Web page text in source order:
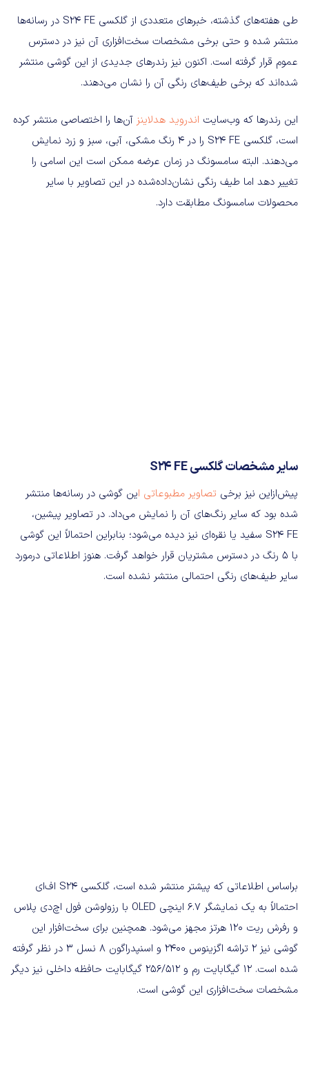
طی هفته‌های گذشته، خبرهای متعددی از گلکسی S24 FE در رسانه‌ها
منتشر شده و حتی برخی مشخصات سخت‌افزاری آن نیز در دسترس
عموم قرار گرفته است. اکنون نیز رندرهای جدیدی از این گوشی منتشر
شده‌اند که برخی طیف‌های رنگی آن را نشان می‌دهند.
این رندرها که وب‌سایت اندروید هدلاینز آن‌ها را اختصاصی منتشر کرده
است، گلکسی S24 FE را در 4 رنگ مشکی، آبی، سبز و زرد نمایش
می‌دهند. البته سامسونگ در زمان عرضه ممکن است این اسامی را
تغییر دهد اما طیف رنگی نشان‌داده‌شده در این تصاویر با سایر
محصولات سامسونگ مطابقت دارد.
سایر مشخصات گلکسی S24 FE
پیش‌ازاین نیز برخی تصاویر مطبوعاتی این گوشی در رسانه‌ها منتشر
شده بود که سایر رنگ‌های آن را نمایش می‌داد. در تصاویر پیشین،
S24 FE سفید یا نقره‌ای نیز دیده می‌شود؛ بنابراین احتمالاً این گوشی
با 5 رنگ در دسترس مشتریان قرار خواهد گرفت. هنوز اطلاعاتی درمورد
سایر طیف‌های رنگی احتمالی منتشر نشده است.
براساس اطلاعاتی که پیشتر منتشر شده است، گلکسی S24 اف‌ای
احتمالاً به یک نمایشگر ۶.۷ اینچی OLED با رزولوشن فول اچ‌دی پلاس
و رفرش ریت ۱۲۰ هرتز مجهز می‌شود. همچنین برای سخت‌افزار این
گوشی نیز ۲ تراشه اگزینوس ۲۴۰۰ و اسنپدراگون ۸ نسل ۳ در نظر گرفته
شده است. ۱۲ گیگابایت رم و ۲۵۶/۵۱۲ گیگابایت حافظه داخلی نیز دیگر
مشخصات سخت‌افزاری این گوشی است.